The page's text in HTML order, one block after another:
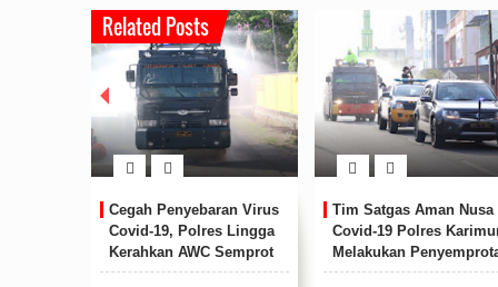
Related Posts
Cegah Penyebaran Virus
Covid-19, Polres Lingga
Kerahkan AWC Semprot
Disinfektan Jalanan Dabo
Tim Satgas Aman Nusa II
Covid-19 Polres
Melakukan
Disenfektan Di Ruas
Rudi Sampaikan Rencana
Pembangunan Batam
Rudi Tinjau Pemupukan Pohon dan
Kesiapan Pelebaran Jalan
2019/06/19
Safari Ramadhan Walikota
Silahturahmi Dan Komunikasi
Dengan Masyarakat